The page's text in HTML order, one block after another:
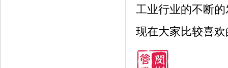
工业行业的不断
现在大家比较喜